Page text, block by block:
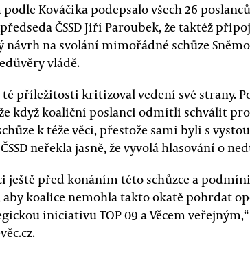
Kováčika podepsalo všech 26 poslanců
ČSSD Jiří Paroubek, že taktéž
na svolání mimořádné schůze
vládě.
příležitosti kritizoval vedení své strany.
když koaliční poslanci odmítli schválit
k téže věci, přestože sami byli s
neřekla jasně, že vyvolá hlasování o
ještě před konáním této schůzce a
koalice nemohla takto okatě pohrdat
iniciativu TOP 09 a Věcem